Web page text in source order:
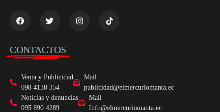
CONTACTOS
Venta y Publicidad
098 4138 354
Mail
publicidad@elmercuriomanta.ec
Noticias y denuncias
095 890 4289
Mail
Info@elmercuriomanta.ec